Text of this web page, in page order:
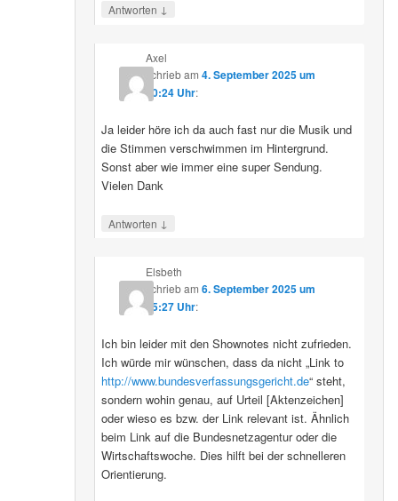
Antworten ↓
Axel
schriebam 4. September 2025 um
10:24 Uhr:
Ja leider höre ich da auch fast nur die Musik und
die Stimmen verschwimmen im Hintergrund.
Sonst aber wie immer eine super Sendung.
Vielen Dank
Antworten ↓
Elsbeth
schriebam 6. September 2025 um
15:27 Uhr:
Ich bin leider mit den Shownotes nicht zufrieden.
Ich würde mir wünschen, dass da nicht „Link to
http://www.bundesverfassungsgericht.de“ steht,
sondern wohin genau, auf Urteil [Aktenzeichen]
oder wieso es bzw. der Link relevant ist. Ähnlich
beim Link auf die Bundesnetzagentur oder die
Wirtschaftswoche. Dies hilft bei der schnelleren
Orientierung.